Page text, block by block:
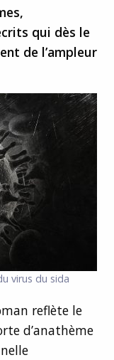
qui dès le
de l’ampleur
virus du sida
reflète le
d’anathème